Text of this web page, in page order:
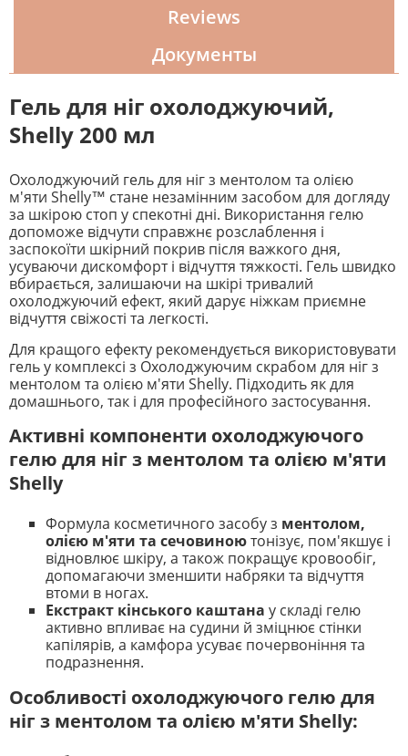
Reviews
Документы
Гель для ніг охолоджуючий,
Shelly 200 мл
Охолоджуючий гель для ніг з ментолом та олією
м'яти Shelly™ стане незамінним засобом для догляду
за шкірою стоп у спекотні дні. Використання гелю
допоможе відчути справжнє розслаблення і
заспокоїти шкірний покрив після важкого дня,
усуваючи дискомфорт і відчуття тяжкості. Гель швидко
вбирається, залишаючи на шкірі тривалий
охолоджуючий ефект, який дарує ніжкам приємне
відчуття свіжості та легкості.
Для кращого ефекту рекомендується використовувати
гель у комплексі з Охолоджуючим скрабом для ніг з
ментолом та олією м'яти Shelly. Підходить як для
домашнього, так і для професійного застосування.
Активні компоненти охолоджуючого
гелю для ніг з ментолом та олією м'яти
Shelly
Формула косметичного засобу з ментолом,
олією м'яти та сечовиноютонізує, пом'якшує і
відновлює шкіру, а також покращує кровообіг,
допомагаючи зменшити набряки та відчуття
втоми в ногах.
Екстракт кінського каштана у складі гелю
активно впливає на судини й зміцнює стінки
капілярів, а камфора усуває почервоніння та
подразнення.
Особливості охолоджуючого гелю для
ніг з ментолом та олією м'яти Shelly: